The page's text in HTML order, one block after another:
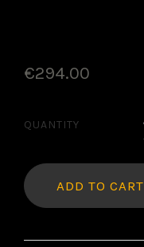
€294.00
QUANTITY
ADD TO CART